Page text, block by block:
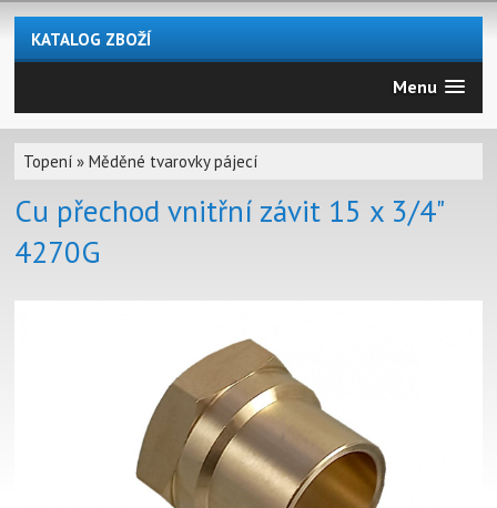
KATALOG ZBOŽÍ
Menu
Topení »Měděné tvarovky pájecí
Cu přechod vnitřní závit 15 x 3/4"
4270G